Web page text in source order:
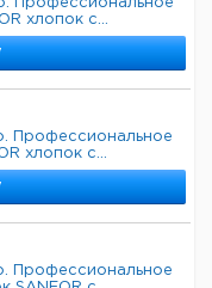
Профессиональное
хлопок с...
Профессиональное
хлопок с...
Профессиональное